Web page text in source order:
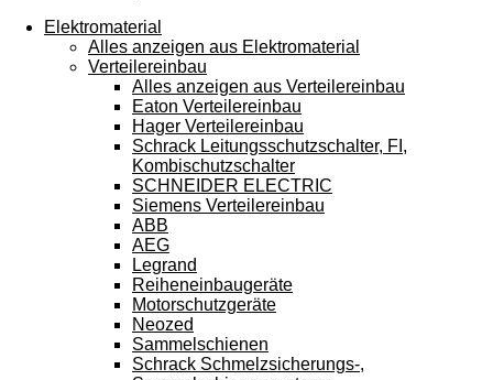
Elektromaterial
Alles anzeigen aus Elektromaterial
Verteilereinbau
Alles anzeigen aus Verteilereinbau
Eaton Verteilereinbau
Hager Verteilereinbau
Schrack Leitungsschutzschalter, FI,
Kombischutzschalter
SCHNEIDER ELECTRIC
Siemens Verteilereinbau
ABB
AEG
Legrand
Reiheneinbaugeräte
Motorschutzgeräte
Neozed
Sammelschienen
Schrack Schmelzsicherungs-,